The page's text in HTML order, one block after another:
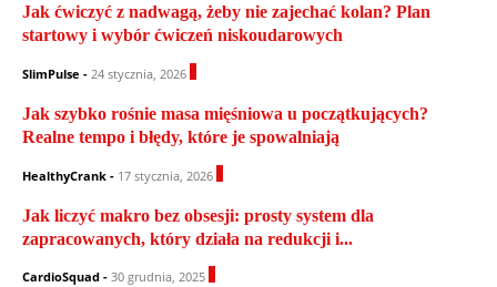
Jak ćwiczyć z nadwagą, żeby nie zajechać kolan? Plan
startowy i wybór ćwiczeń niskoudarowych
SlimPulse - 24 stycznia, 2026
Jak szybko rośnie masa mięśniowa u początkujących?
Realne tempo i błędy, które je spowalniają
HealthyCrank - 17 stycznia, 2026
Jak liczyć makro bez obsesji: prosty system dla
zapracowanych, który działa na redukcji i...
CardioSquad - 30 grudnia, 2025